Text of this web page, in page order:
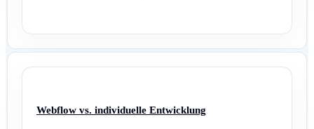
Webflow vs. individuelle Entwicklung